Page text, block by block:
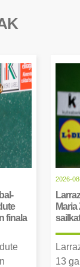
finala
2026-
13